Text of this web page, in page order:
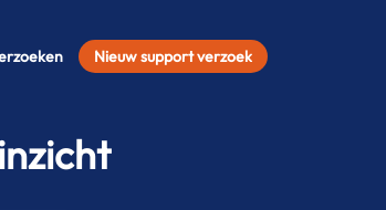
Nieuw support verzoek